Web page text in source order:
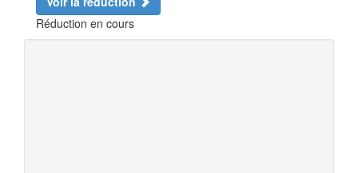
Réduction en cours